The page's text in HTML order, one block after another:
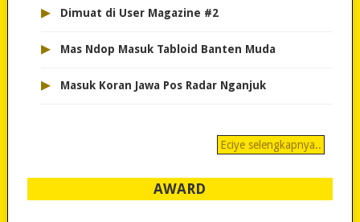
▸ Dimuat di User Magazine #2
▸ Mas Ndop Masuk Tabloid Banten Muda
▸ Masuk Koran Jawa Pos Radar Nganjuk
Eciye selengkapnya..
AWARD